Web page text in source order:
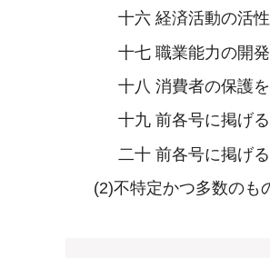
十六 経済活動の活
十七 職業能力の開
十八 消費者の保護
十九 前各号に掲げ
二十 前各号に掲げ
(2)不特定かつ多数のも